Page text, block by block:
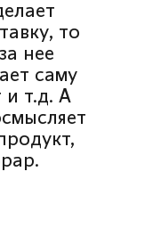
то
нее
саму
и т.д. А